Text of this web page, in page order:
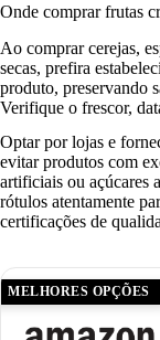
Onde comprar frutas
Ao comprar cerejas,
secas, prefira
produto, preservando
Verifique o frescor,
Optar por lojas e
evitar produtos com
artificiais ou açúcares
rótulos atentamente
certificações de
MELHORES OPÇÕES